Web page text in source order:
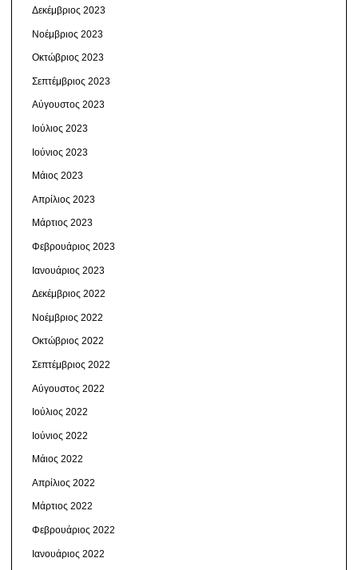
Δεκέμβριος 2023
Νοέμβριος 2023
Οκτώβριος 2023
Σεπτέμβριος 2023
Αύγουστος 2023
Ιούλιος 2023
Ιούνιος 2023
Μάιος 2023
Απρίλιος 2023
Μάρτιος 2023
Φεβρουάριος 2023
Ιανουάριος 2023
Δεκέμβριος 2022
Νοέμβριος 2022
Οκτώβριος 2022
Σεπτέμβριος 2022
Αύγουστος 2022
Ιούλιος 2022
Ιούνιος 2022
Μάιος 2022
Απρίλιος 2022
Μάρτιος 2022
Φεβρουάριος 2022
Ιανουάριος 2022